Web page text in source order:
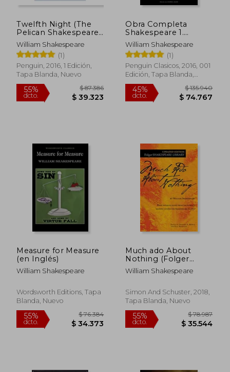
35%
dcto.
$ 45.720
$ 29.718
45%
dcto.
Twelfth Night (The
Pelican Shakespeare)
(en Inglés)
William Shakespeare
(1)
Penguin, 2016, 1 Edición,
Tapa Blanda, Nuevo
Obra Completa
Shakespeare 1.
Comedias
William Shakespeare
(1)
Penguin Clasicos, 2016, 001
Edición, Tapa Blanda,
Nuevo
Measure for Measure
(en Inglés)
William Shakespeare
Wordsworth Editions, Tapa
Blanda, Nuevo
Much ado About
Nothing (Folger
Shakespeare Library)
(en Inglés)
William Shakespeare
Simon And Schuster, 2018,
Tapa Blanda, Nuevo